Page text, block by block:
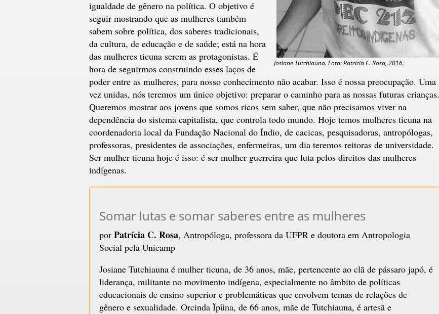
Josiane Tutchiauna. Foto: Patrícia C. Rosa, 2016.
igualdade de gênero na política. O objetivo é
seguir mostrando que as mulheres também
sabem sobre política, dos saberes tradicionais,
da cultura, de educação e de saúde; está na hora
das mulheres ticuna serem as protagonistas. É
hora de seguirmos construindo esses laços de
poder entre as mulheres, para nosso conhecimento não acabar. Isso é nossa preocupação. Uma
vez unidas, nós teremos um único objetivo: preparar o caminho para as nossas futuras crianças.
Queremos mostrar aos jovens que somos ricos sem saber, que não precisamos viver na
dependência do sistema capitalista, que controla todo mundo. Hoje temos mulheres ticuna na
coordenadoria local da Fundação Nacional do Índio, de cacicas, pesquisadoras, antropólogas,
professoras, presidentes de associações, enfermeiras, um dia teremos reitoras de universidade.
Ser mulher ticuna hoje é isso: é ser mulher guerreira que luta pelos direitos das mulheres
indígenas.
Somar lutas e somar saberes entre as mulheres
por Patrícia C. Rosa, Antropóloga, professora da UFPR e doutora em Antropologia
Social pela Unicamp
Josiane Tutchiauna é mulher ticuna, de 36 anos, mãe, pertencente ao clã de pássaro japó, é
liderança, militante no movimento indígena, especialmente no âmbito de políticas
educacionais de ensino superior e problemáticas que envolvem temas de relações de
gênero e sexualidade. Orcinda Ïpüna, de 66 anos, mãe de Tutchiauna, é artesã e